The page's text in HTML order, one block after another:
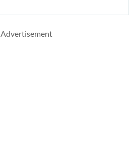
Advertisement